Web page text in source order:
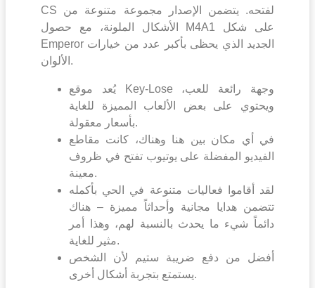
CS لفتحه. يتضمن الإصدار مجموعة متنوعة من
الأشكال الملونة، مع حصول M4A1 على شكل
Emperor الجديد الذي يحظى بأكبر عدد من خيارات
الألوان.
يُعد موقع Key-Lose وجهة رائعة للعب،
ويحتوي على بعض الألعاب المميزة للغاية
بأسعار معقولة.
في أي مكان بين هنا وهناك، كانت مقاطع
الفيديو المفضلة على يوتيوب تفتح في ظروف
معينة.
لقد أقاموا فعاليات متنوعة في الحي بأكمله
تتضمن هدايا مجانية وأحداثاً مميزة – هناك
دائماً شيء ما يحدث بالنسبة لهم، وهذا أمر
مثير للغاية.
أفضل من دفع ضريبة ستيم لأن الشخص
يستمتع بتجربة أشكال أخرى.